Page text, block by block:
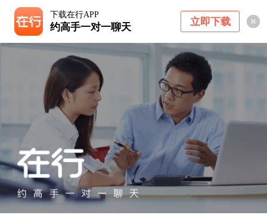
下载在行APP
约高手一对一聊天 立即下载